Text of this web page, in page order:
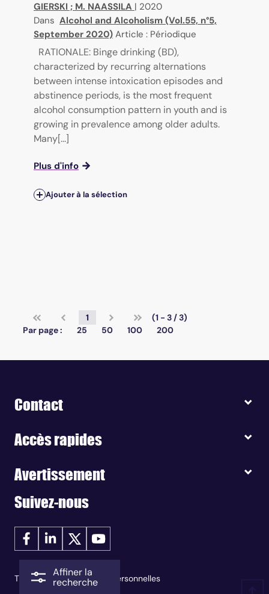
Affiner la
recherche
GIERSKI ; M. NAASSILA | 2020
Dans Alcohol and Alcoholism (Vol.55, n°5,
September 2020) Article : Périodique
RATIONALE: Binge drinking (BD),
characterized by recurring alternations
between intense intoxication episodes and
abstinence periods, is the most frequent
alcohol consumption pattern in youth and is
growing in prevalence among older adults.
Many[...]
Plus d'info
Ajouter à la sélection
1
(1 - 3 / 3)
Par page :
25 50 100 200
Contact
Accès rapides
Avertissement
Suivez-nous
Traitement des données personnelles